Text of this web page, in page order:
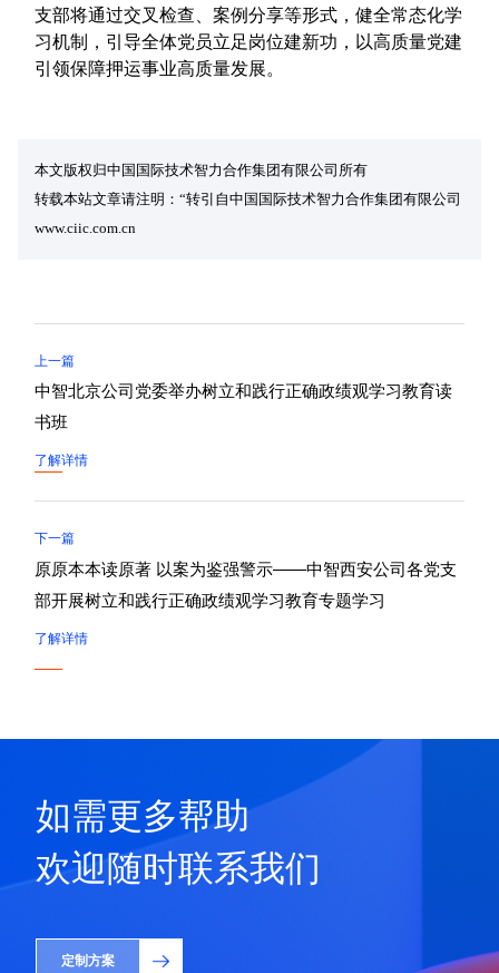
支部将通过交叉检查、案例分享等形式，健全常态化学
习机制，引导全体党员立足岗位建新功，以高质量党建
引领保障押运事业高质量发展。
本文版权归中国国际技术智力合作集团有限公司所有
转载本站文章请注明：“转引自中国国际技术智力合作集团有限公司
www.ciic.com.cn
上一篇
中智北京公司党委举办树立和践行正确政绩观学习教育读
书班
了解详情
下一篇
原原本本读原著 以案为鉴强警示——中智西安公司各党支
部开展树立和践行正确政绩观学习教育专题学习
了解详情
如需更多帮助
欢迎随时联系我们
定制方案